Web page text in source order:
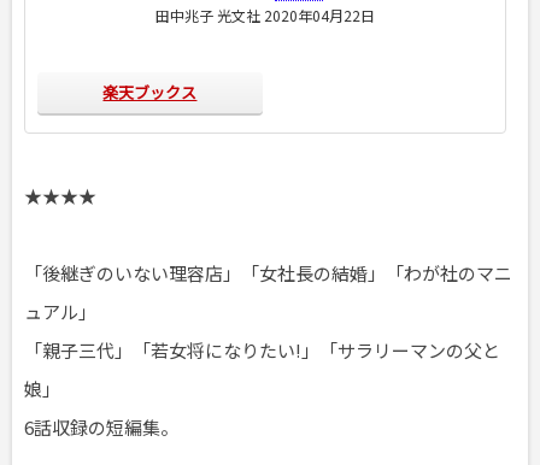
田中兆子 光文社 2020年04月22日
楽天ブックス
★★★★
「後継ぎのいない理容店」「女社長の結婚」「わが社のマニ
ュアル」
「親子三代」「若女将になりたい!」「サラリーマンの父と
娘」
6話収録の短編集。